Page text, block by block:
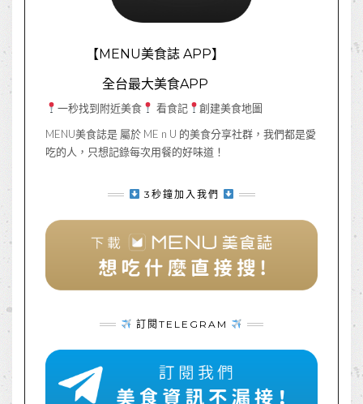
【MENU美食誌 APP】
全台最大美食APP
一秒找到附近美食 看食記
創建美食地圖
MENU美食誌是 屬於 ME n U 的美食分享社群，我們都是愛
吃的人，只想記錄每次用餐的好味道！
3秒鐘加入我們
訂閱TELEGRAM